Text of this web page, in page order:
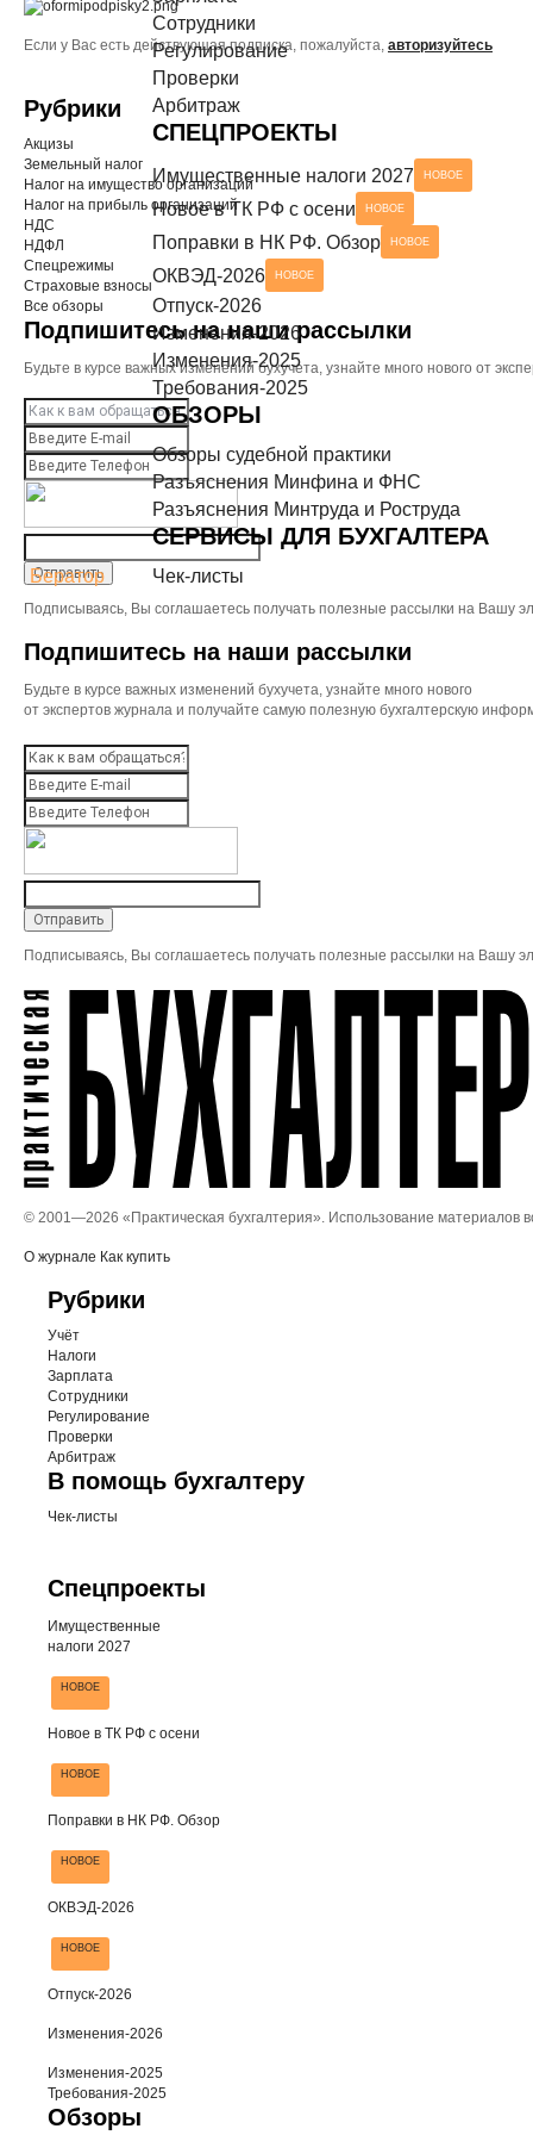
Разъяснения Минтруда и Роструда
СЕРВИСЫ ДЛЯ БУХГАЛТЕРА
Бератор
Сотрудники
Регулирование
Проверки
Арбитраж
СПЕЦПРОЕКТЫ
Имущественные налоги 2027 НОВОЕ
Новое в ТК РФ с осени НОВОЕ
Поправки в НК РФ. Обзор НОВОЕ
ОКВЭД-2026 НОВОЕ
Отпуск-2026
Изменения-2026
Изменения-2025
Требования-2025
ОБЗОРЫ
Обзоры судебной практики
Разъяснения Минфина и ФНС
Разъяснения Минтруда и Роструда
СЕРВИСЫ ДЛЯ БУХГАЛТЕРА
Чек-листы
Если у Вас есть действующая подписка, пожалуйста, авторизуйтесь
Рубрики
Акцизы
Земельный налог
Налог на имущество организаций
Налог на прибыль организаций
НДС
НДФЛ
Спецрежимы
Страховые взносы
Все обзоры
Подпишитесь на наши рассылки
Будьте в курсе важных изменений бухучета, узнайте много нового от
Подписываясь, Вы соглашаетесь получать полезные рассылки на Вашу
Подпишитесь на наши рассылки
Будьте в курсе важных изменений бухучета, узнайте много нового
от экспертов журнала и получайте самую полезную бухгалтерскую
Подписываясь, Вы соглашаетесь получать полезные рассылки на Вашу
© 2001—2026 «Практическая бухгалтерия». Использование
О журнале Как купить
Рубрики
Учёт
Налоги
Зарплата
Сотрудники
Регулирование
Проверки
Арбитраж
В помощь бухгалтеру
Чек-листы
Спецпроекты
Имущественные
налоги 2027
НОВОЕ
Новое в ТК РФ с осени
НОВОЕ
Поправки в НК РФ. Обзор
НОВОЕ
ОКВЭД-2026
НОВОЕ
Отпуск-2026
Изменения-2026
Изменения-2025
Требования-2025
Обзоры